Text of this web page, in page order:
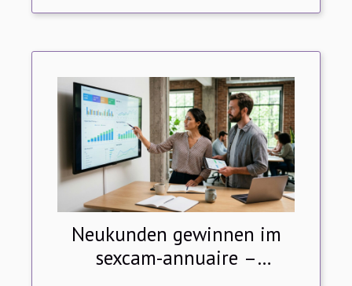
Neukunden gewinnen im
sexcam-annuaire –